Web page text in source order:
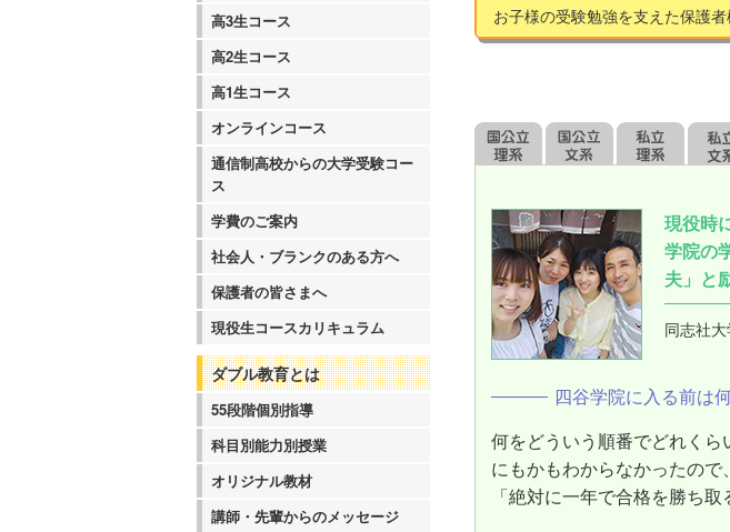
高3生コース
高2生コース
高1生コース
オンラインコース
通信制高校からの大学受験コー
ス
学費のご案内
社会人・ブランクのある方へ
保護者の皆さまへ
現役生コースカリキュラム
ダブル教育とは
55段階個別指導
科目別能力別授業
オリジナル教材
講師・先輩からのメッセージ
お子様の受験勉強を支えた保護
現役時
学院の
夫」と
同志社
四谷学院に入る前は
何をどういう順番でどれく
にもかもわからなかったので
「絶対に一年で合格を勝ち